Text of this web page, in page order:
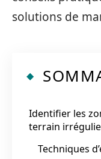
solutions de
Identifier les
terrain
Techniques